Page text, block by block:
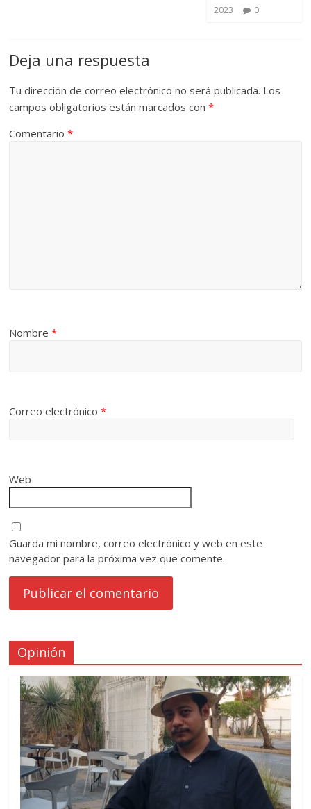
2023
0
Deja una respuesta
Tu dirección de correo electrónico no será publicada. Los
campos obligatorios están marcados con*
Comentario*
Nombre*
Correo electrónico*
Web
Guarda mi nombre, correo electrónico y web en este
navegador para la próxima vez que comente.
Opinión